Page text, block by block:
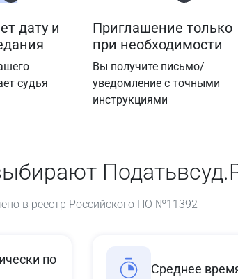
дату и
судья
Приглашение только
при необходимости
Вы получите письмо/
уведомление с точными
инструкциями
в реестр Российского ПО №11392
по
Среднее